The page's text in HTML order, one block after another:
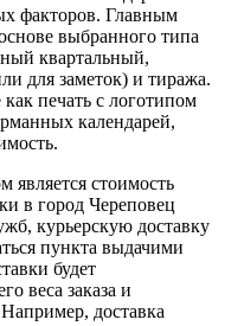
факторов. Главным
выбранного типа
квартальный,
для заметок) и тиража.
печать с логотипом
календарей,
стоимость
в город Череповец
курьерскую доставку
пункта выдачими
будет
веса заказа и
доставка